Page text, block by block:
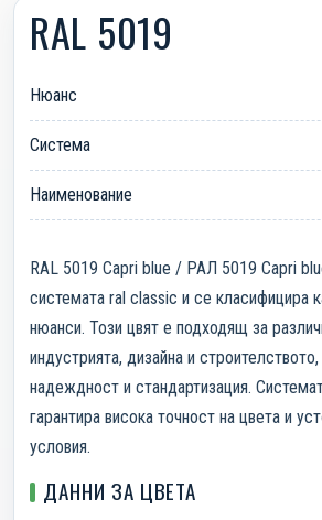
RAL 5019
Нюанс
Система
Наименование
RAL 5019 Capri blue / РАЛ 5019 Capri
системата ral classic и се класифицира
нюанси. Този цвят е подходящ за
индустрията, дизайна и
надеждност и стандартизация.
гарантира висока точност на цвета и
условия.
ДАННИ ЗА ЦВЕТА